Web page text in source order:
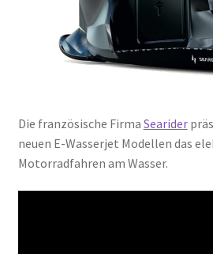
Die französische Firma Searider
neuen E-Wasserjet Modellen das
Motorradfahren am Wasser.